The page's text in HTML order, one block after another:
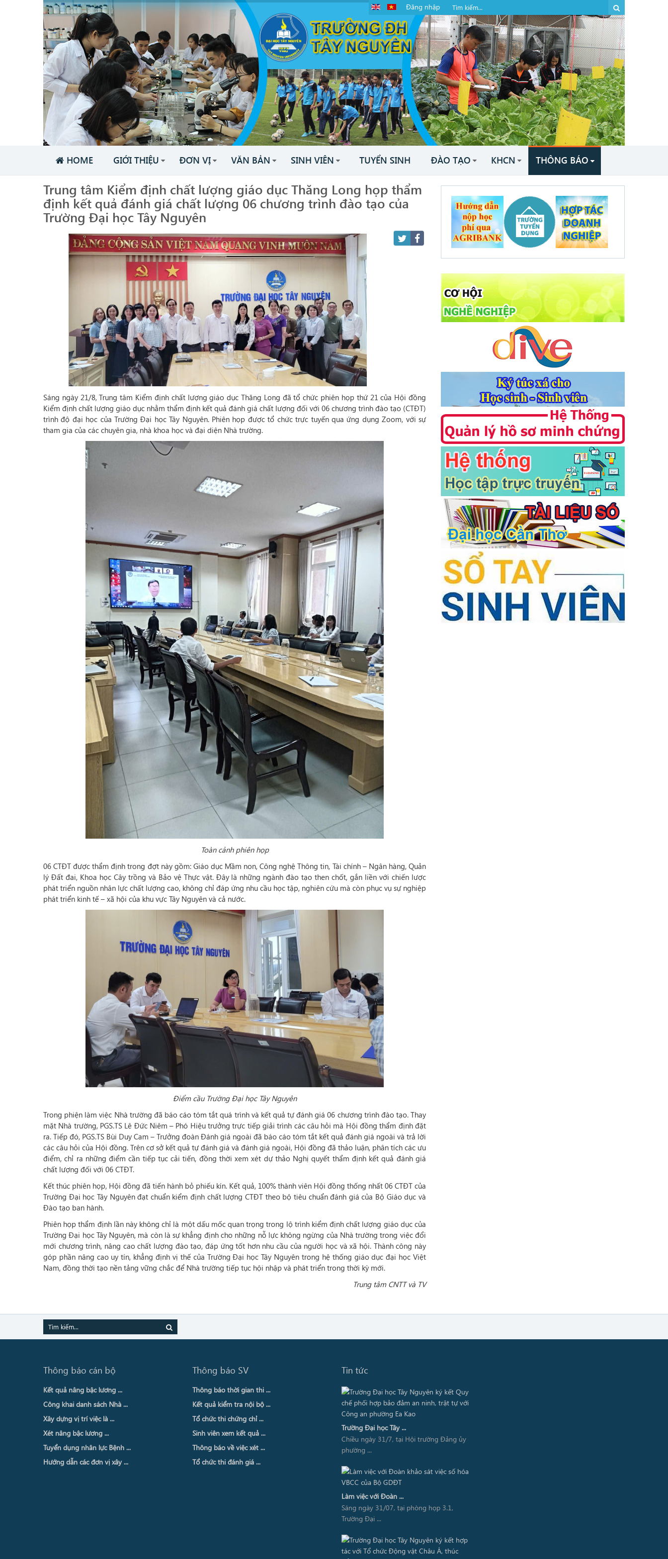
Đăng nhập
HOME GIỚI THIỆU ĐƠN VỊ VĂN BẢN SINH VIÊN TUYỂN SINH ĐÀO TẠO KHCN THÔNG BÁO
Trung tâm Kiểm định chất lượng giáo dục Thăng Long họp thẩm
định kết quả đánh giá chất lượng 06 chương trình đào tạo của
Trường Đại học Tây Nguyên
Sáng ngày 21/8, Trung tâm Kiểm định chất lượng giáo dục Thăng Long đã tổ chức phiên họp thứ 21 của Hội đồng
Kiểm định chất lượng giáo dục nhằm thẩm định kết quả đánh giá chất lượng đối với 06 chương trình đào tạo (CTĐT)
trình độ đại học của Trường Đại học Tây Nguyên. Phiên họp được tổ chức trực tuyến qua ứng dụng Zoom, với sự
tham gia của các chuyên gia, nhà khoa học và đại diện Nhà trường.
Toàn cảnh phiên họp
06 CTĐT được thẩm định trong đợt này gồm: Giáo dục Mầm non, Công nghệ Thông tin, Tài chính – Ngân hàng, Quản
lý Đất đai, Khoa học Cây trồng và Bảo vệ Thực vật. Đây là những ngành đào tạo then chốt, gắn liền với chiến lược
phát triển nguồn nhân lực chất lượng cao, không chỉ đáp ứng nhu cầu học tập, nghiên cứu mà còn phục vụ sự nghiệp
phát triển kinh tế – xã hội của khu vực Tây Nguyên và cả nước.
Điểm cầu Trường Đại học Tây Nguyên
Trong phiện làm việc Nhà trường đã báo cáo tóm tắt quá trình và kết quả tự đánh giá 06 chương trình đào tạo. Thay
mặt Nhà trường, PGS.TS Lê Đức Niêm – Phó Hiệu trưởng trực tiếp giải trình các câu hỏi mà Hội đồng thẩm định đặt
ra. Tiếp đó, PGS.TS Bùi Duy Cam – Trưởng đoàn Đánh giá ngoài đã báo cáo tóm tắt kết quả đánh giá ngoài và trả lời
các câu hỏi của Hội đồng. Trên cơ sở kết quả tự đánh giá và đánh giá ngoài, Hội đồng đã thảo luận, phân tích các ưu
điểm, chỉ ra những điểm cần tiếp tục cải tiến, đồng thời xem xét dự thảo Nghị quyết thẩm định kết quả đánh giá
chất lượng đối với 06 CTĐT.
Kết thúc phiên họp, Hội đồng đã tiến hành bỏ phiếu kín. Kết quả, 100% thành viên Hội đồng thống nhất 06 CTĐT của
Trường Đại học Tây Nguyên đạt chuẩn kiểm định chất lượng CTĐT theo bộ tiêu chuẩn đánh giá của Bộ Giáo dục và
Đào tạo ban hành.
Phiên họp thẩm định lần này không chỉ là một dấu mốc quan trọng trong lộ trình kiểm định chất lượng giáo dục của
Trường Đại học Tây Nguyên, mà còn là sự khẳng định cho những nỗ lực không ngừng của Nhà trường trong việc đổi
mới chương trình, nâng cao chất lượng đào tạo, đáp ứng tốt hơn nhu cầu của người học và xã hội. Thành công này
góp phần nâng cao uy tín, khẳng định vị thế của Trường Đại học Tây Nguyên trong hệ thống giáo dục đại học Việt
Nam, đồng thời tạo nền tảng vững chắc để Nhà trường tiếp tục hội nhập và phát triển trong thời kỳ mới.
Trung tâm CNTT và TV
Thông báo cán bộ
Kết quả nâng bậc lương ...
Công khai danh sách Nhà ...
Xây dựng vị trí việc là ...
Xét nâng bậc lương ...
Tuyển dụng nhân lực Bệnh ...
Hướng dẫn các đơn vị xây ...
Thông báo SV
Thông báo thời gian thi ...
Kết quả kiểm tra nội bộ ...
Tổ chức thi chứng chỉ ...
Sinh viên xem kết quả ...
Thông báo về việc xét ...
Tổ chức thi đánh giá ...
Tin tức
Trường Đại học Tây ...
Chiều ngày 31/7, tại Hội trường Đảng ủy
phường ...
Làm việc với Đoàn ...
Sáng ngày 31/07, tại phòng họp 3.1,
Trường Đại ...